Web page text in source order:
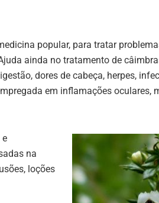
popular, para tratar
ainda no tratamento de
dores de cabeça, herpes,
em inflamações oculares,
e
na
loções